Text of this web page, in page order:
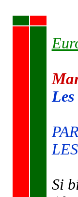
Les
Si